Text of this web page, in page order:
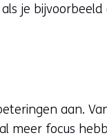
je
aan.
focus